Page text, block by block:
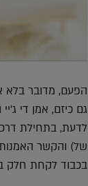
הפעם, מדובר בלא
לדעת, בתחילת
של) והקשר
בכבוד לקחת חלק ברשימת 100 האנשים המשפיעים בעולם לשנת